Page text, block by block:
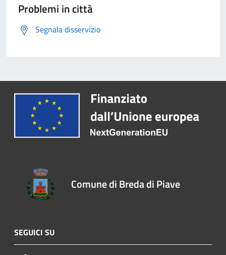
Problemi in città
Segnala disservizio
Comune di Breda di Piave
SEGUICI SU